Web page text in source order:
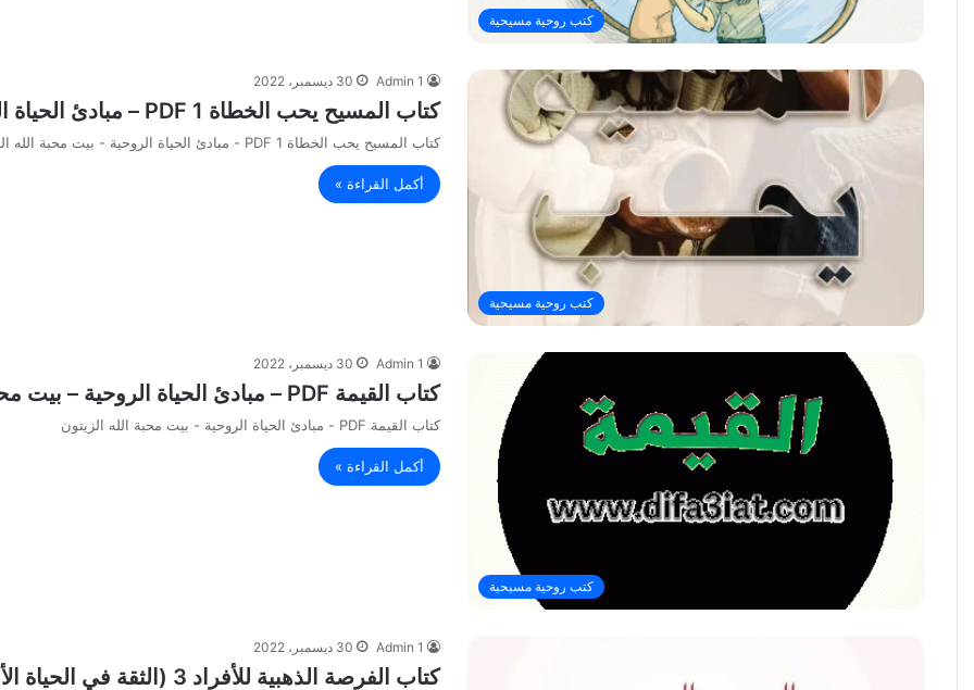
كتب روحية مسيحية
كتب روحية مسيحية
Admin 1 30 ديسمبر، 2022
كتاب المسيح يحب الخطاة 1 PDF – مبادئ الحياة الروحية – بيت محبة الله الزيتون
كتاب المسيح يحب الخطاة 1 PDF - مبادئ الحياة الروحية - بيت محبة الله الزيتون
أكمل القراءة »
كتب روحية مسيحية
Admin 1 30 ديسمبر، 2022
كتاب القيمة PDF – مبادئ الحياة الروحية – بيت محبة الله الزيتون
كتاب القيمة PDF - مبادئ الحياة الروحية - بيت محبة الله الزيتون
أكمل القراءة »
Admin 1 30 ديسمبر، 2022